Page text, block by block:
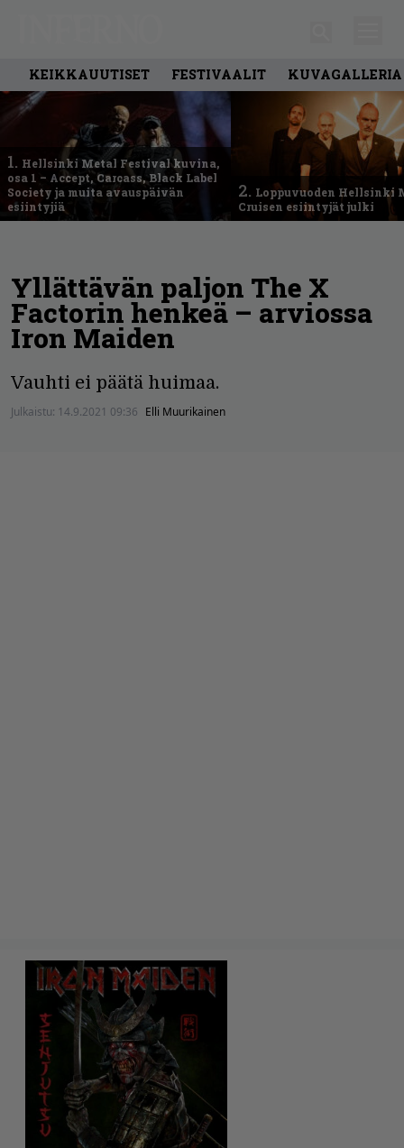
KEIKKAUUTISET FESTIVAALIT KUVAGALLERIA
1. Hellsinki Metal Festival kuvina,
osa 1 – Accept, Carcass, Black Label
Society ja muita avauspäivän
esiintyjiä
2. Loppuvuoden Hellsinki
Cruisen esiintyjät julki
Yllättävän paljon The X
Factorin henkeä – arviossa
Iron Maiden
Vauhti ei päätä huimaa.
Julkaistu: 14.9.2021 09:36 Elli Muurikainen